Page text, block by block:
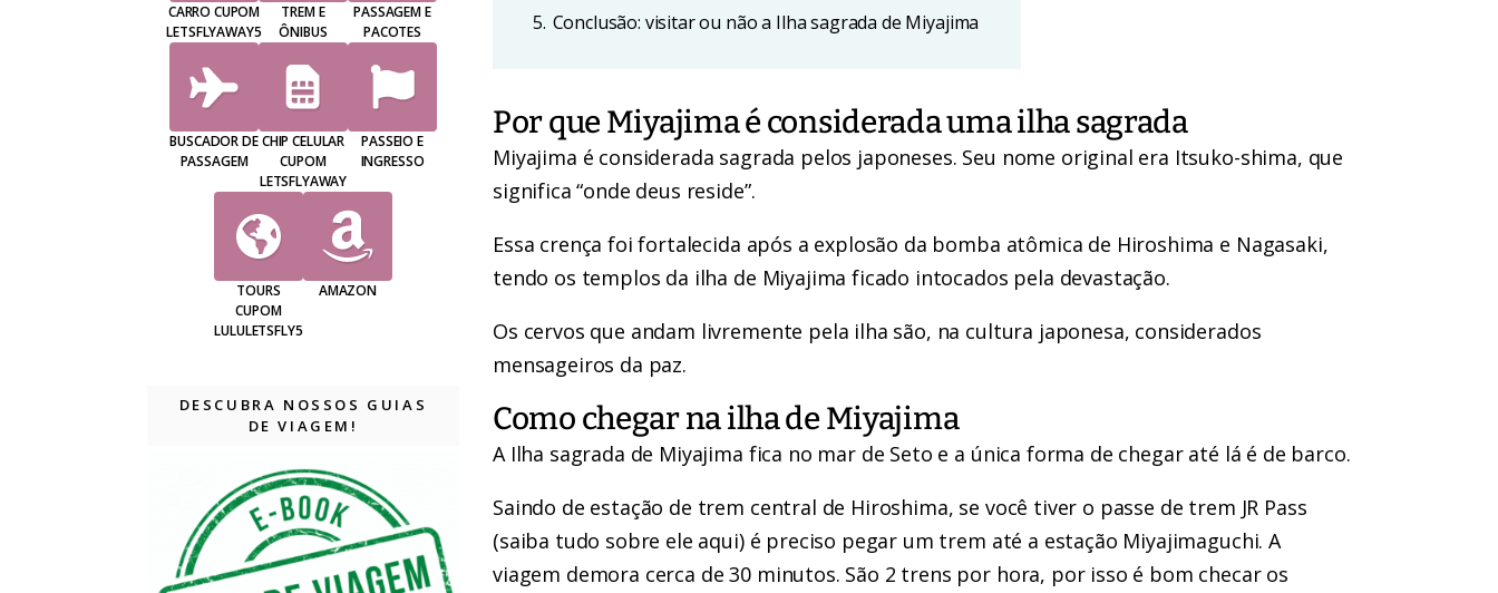
5. Conclusão: visitar ou não a Ilha sagrada de Miyajima
Por que Miyajima é considerada uma ilha sagrada
Miyajima é considerada sagrada pelos japoneses. Seu nome original era Itsuko-shima, que
significa “onde deus reside”.
Essa crença foi fortalecida após a explosão da bomba atômica de Hiroshima e Nagasaki,
tendo os templos da ilha de Miyajima ficado intocados pela devastação.
Os cervos que andam livremente pela ilha são, na cultura japonesa, considerados
mensageiros da paz.
Como chegar na ilha de Miyajima
A Ilha sagrada de Miyajima fica no mar de Seto e a única forma de chegar até lá é de barco.
Saindo de estação de trem central de Hiroshima, se você tiver o passe de trem JR Pass
(saiba tudo sobre ele aqui)é preciso pegar um trem até a estação Miyajimaguchi. A
viagem demora cerca de 30 minutos. São 2 trens por hora, por isso é bom checar os
CARRO CUPOM
LETSFLYAWAY5
TREM E
ÔNIBUS
PASSAGEM E
PACOTES
BUSCADOR DE
PASSAGEM
CHIP CELULAR
CUPOM
LETSFLYAWAY
PASSEIO E
INGRESSO
TOURS
CUPOM
LULULETSFLY5
AMAZON
DESCUBRA NOSSOS GUIAS
DE VIAGEM!